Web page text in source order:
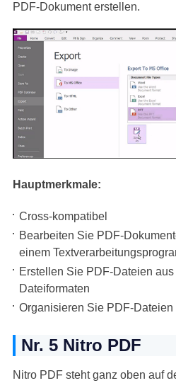
PDF-Dokument erstellen.
Hauptmerkmale:
Cross-kompatibel
Bearbeiten Sie PDF-
einem
Erstellen Sie PDF-Dateien
Dateiformaten
Organisieren Sie PDF-
Nr. 5 Nitro PDF
Nitro PDF steht ganz oben auf